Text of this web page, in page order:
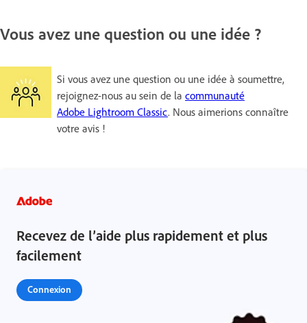
Vous avez une question ou une idée ?
Si vous avez une question ou une idée à soumettre,
rejoignez-nous au sein de la communauté
Adobe Lightroom Classic. Nous aimerions connaître
votre avis !
Recevez de l’aide plus rapidement et plus
facilement
Connexion